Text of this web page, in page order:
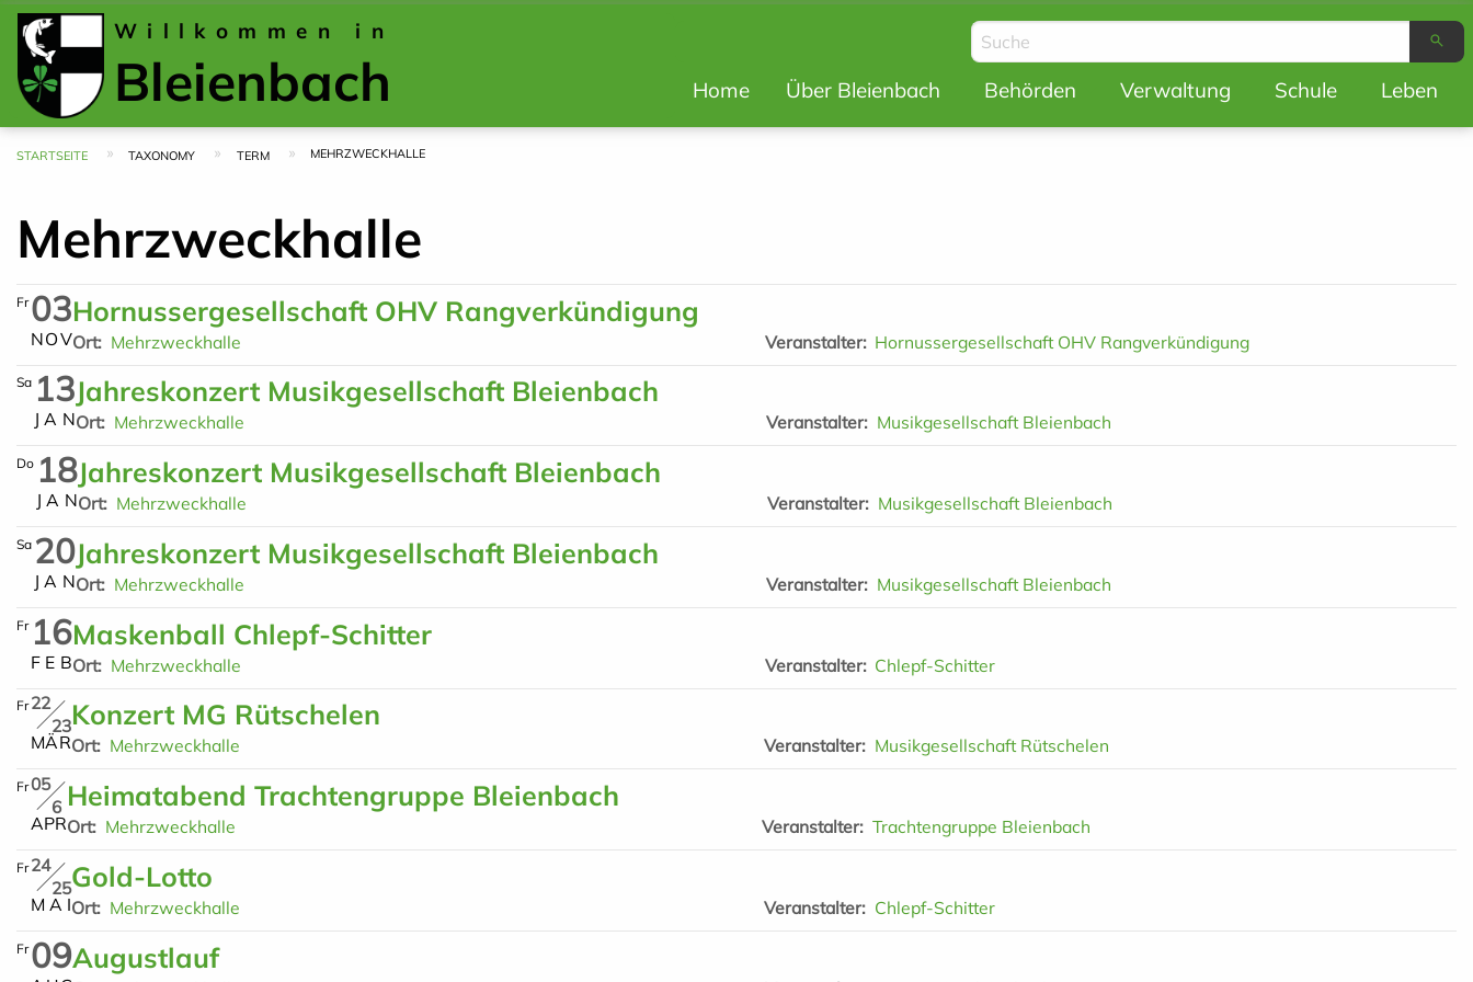
Bleienbach
Willkommen in search
Hauptnavigation
Home Über Bleienbach Behörden Verwaltung Schule Leben
Pfadnavigation
STARTSEITE TAXONOMY TERM MEHRZWECKHALLE
Mehrzweckhalle
Fr 03
NOV
Hornussergesellschaft OHV Rangverkündigung
Ort Mehrzweckhalle Veranstalter Hornussergesellschaft OHV Rangverkündigung
Sa 13
J A N
Jahreskonzert Musikgesellschaft Bleienbach
Ort Mehrzweckhalle Veranstalter Musikgesellschaft Bleienbach
Do 18
J A N
Jahreskonzert Musikgesellschaft Bleienbach
Ort Mehrzweckhalle Veranstalter Musikgesellschaft Bleienbach
Sa 20
J A N
Jahreskonzert Musikgesellschaft Bleienbach
Ort Mehrzweckhalle Veranstalter Musikgesellschaft Bleienbach
Fr 16
F E B
Maskenball Chlepf-Schitter
Ort Mehrzweckhalle Veranstalter Chlepf-Schitter
Fr 22
23
MÄR
Konzert MG Rütschelen
Ort Mehrzweckhalle Veranstalter Musikgesellschaft Rütschelen
Fr05
6
APR
Heimatabend Trachtengruppe Bleienbach
Ort Mehrzweckhalle Veranstalter Trachtengruppe Bleienbach
Fr 24
25
M A I
Gold-Lotto
Ort Mehrzweckhalle Veranstalter Chlepf-Schitter
Fr 09Augustlauf